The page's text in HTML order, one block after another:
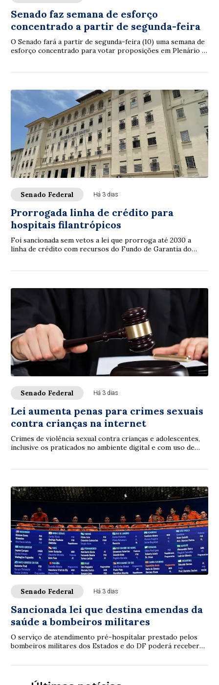
Senado faz semana de esforço
concentrado a partir de segunda-feira
O Senado fará a partir de segunda-feira (10) uma semana de
esforço concentrado para votar proposições em Plenário e
Senado Federal Há 3 dias
Prorrogada linha de crédito para
hospitais filantrópicos
Foi sancionada sem vetos a lei que prorroga até 2030 a
linha de crédito com recursos do Fundo de Garantia do
Senado Federal Há 3 dias
Lei aumenta penas para crimes sexuais
contra crianças na internet
Crimes de violência sexual contra crianças e adolescentes,
inclusive os praticados no ambiente digital e com uso de
Senado Federal Há 3 dias
Sancionada lei que destina emendas da
saúde a bombeiros militares
O serviço de atendimento pré-hospitalar prestado pelos
bombeiros militares dos Estados e do DF poderá receber